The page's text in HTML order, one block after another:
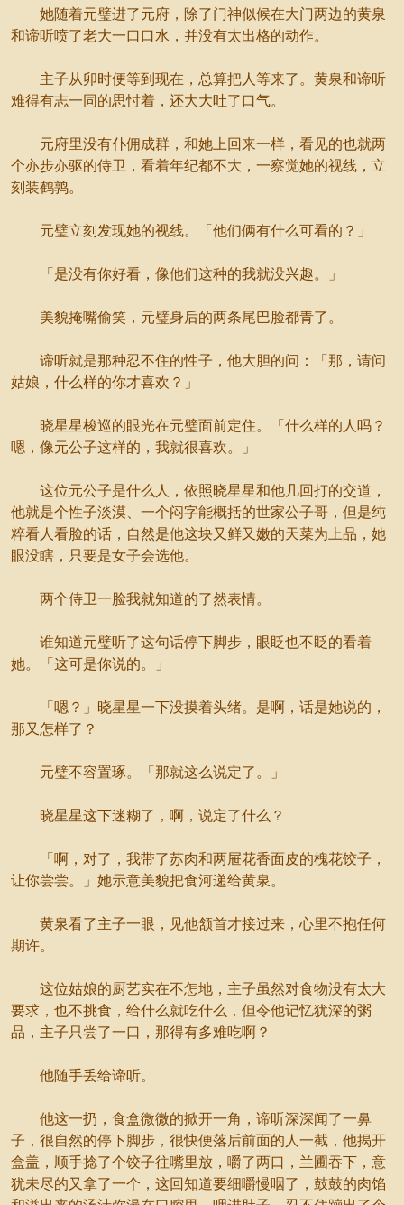
她随着元璧进了元府，除了门神似候在大门两边的黄泉
和谛听喷了老大一口口水，并没有太出格的动作。
主子从卯时便等到现在，总算把人等来了。黄泉和谛听
难得有志一同的思忖着，还大大吐了口气。
元府里没有仆佣成群，和她上回来一样，看见的也就两
个亦步亦驱的侍卫，看着年纪都不大，一察觉她的视线，立
刻装鹤鹑。
元璧立刻发现她的视线。「他们俩有什么可看的？」
「是没有你好看，像他们这种的我就没兴趣。」
美貌掩嘴偷笑，元璧身后的两条尾巴脸都青了。
谛听就是那种忍不住的性子，他大胆的问：「那，请问
姑娘，什么样的你才喜欢？」
晓星星梭巡的眼光在元璧面前定住。「什么样的人吗？
嗯，像元公子这样的，我就很喜欢。」
这位元公子是什么人，依照晓星星和他几回打的交道，
他就是个性子淡漠、一个闷字能概括的世家公子哥，但是纯
粹看人看脸的话，自然是他这块又鲜又嫩的天菜为上品，她
眼没瞎，只要是女子会选他。
两个侍卫一脸我就知道的了然表情。
谁知道元璧听了这句话停下脚步，眼眨也不眨的看着
她。「这可是你说的。」
「嗯？」晓星星一下没摸着头绪。是啊，话是她说的，
那又怎样了？
元璧不容置琢。「那就这么说定了。」
晓星星这下迷糊了，啊，说定了什么？
「啊，对了，我带了苏肉和两屉花香面皮的槐花饺子，
让你尝尝。」她示意美貌把食河递给黄泉。
黄泉看了主子一眼，见他颔首才接过来，心里不抱任何
期许。
这位姑娘的厨艺实在不怎地，主子虽然对食物没有太大
要求，也不挑食，给什么就吃什么，但令他记忆犹深的粥
品，主子只尝了一口，那得有多难吃啊？
他随手丢给谛听。
他这一扔，食盒微微的掀开一角，谛听深深闻了一鼻
子，很自然的停下脚步，很快便落后前面的人一截，他揭开
盒盖，顺手捻了个饺子往嘴里放，嚼了两口，兰圃吞下，意
犹未尽的又拿了一个，这回知道要细嚼慢咽了，鼓鼓的肉馅